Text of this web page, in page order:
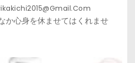
か心身を休ませてはくれませ